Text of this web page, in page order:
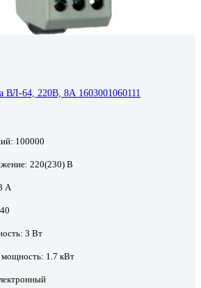
ВЛ-64, 220В, 8А 1603001060111
100000
220(230) В
А
3 Вт
1.7 кВт